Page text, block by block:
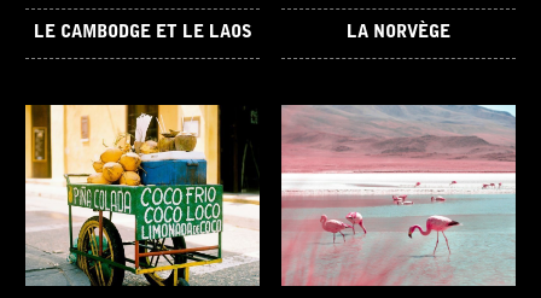
LE CAMBODGE ET LE LAOS LA NORVÈGE